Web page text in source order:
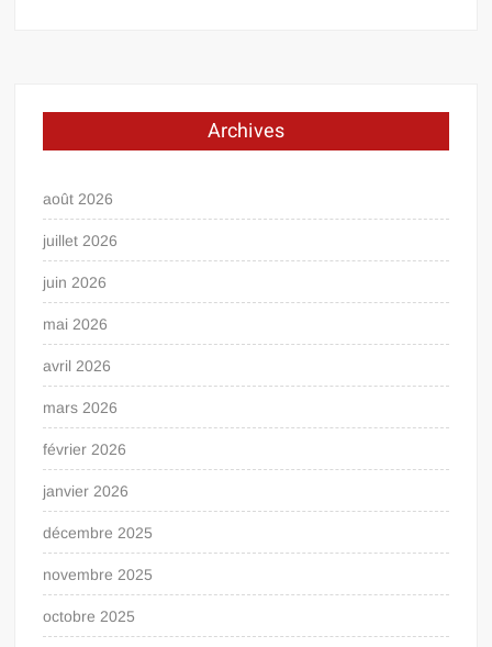
Archives
août 2026
juillet 2026
juin 2026
mai 2026
avril 2026
mars 2026
février 2026
janvier 2026
décembre 2025
novembre 2025
octobre 2025